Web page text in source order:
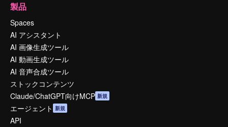
製品
Spaces
AI アシスタント
AI 画像生成ツール
AI 動画生成ツール
AI 音声合成ツール
ストックコンテンツ
Claude/ChatGPT向けMCP 新規
エージェント 新規
API